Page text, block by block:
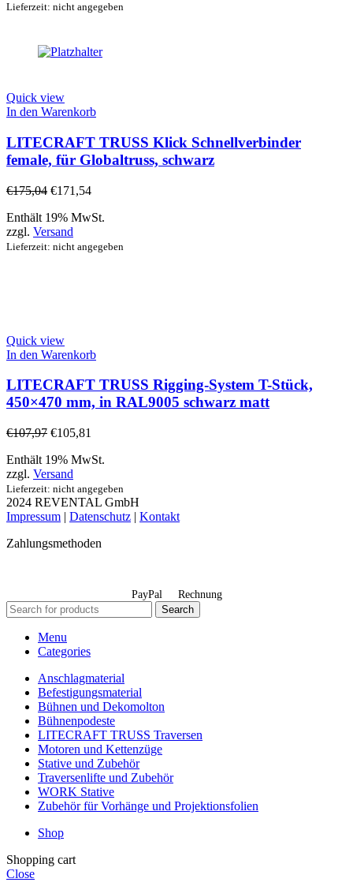
Lieferzeit: nicht angegeben
Quick view
In den Warenkorb
LITECRAFT TRUSS Klick Schnellverbinder
female, für Globaltruss, schwarz
€175,04 €171,54
Enthält 19% MwSt.
zzgl. Versand
Lieferzeit: nicht angegeben
Quick view
In den Warenkorb
LITECRAFT TRUSS Rigging-System T-Stück,
450×470 mm, in RAL9005 schwarz matt
€107,97 €105,81
Enthält 19% MwSt.
zzgl. Versand
Lieferzeit: nicht angegeben
2024 REVENTAL GmbH
Impressum | Datenschutz | Kontakt
Zahlungsmethoden
PayPal Rechnung
Search
Menu
Categories
Anschlagmaterial
Befestigungsmaterial
Bühnen und Dekomolton
Bühnenpodeste
LITECRAFT TRUSS Traversen
Motoren und Kettenzüge
Stative und Zubehör
Traversenlifte und Zubehör
WORK Stative
Zubehör für Vorhänge und Projektionsfolien
Shop
Shopping cart
Close